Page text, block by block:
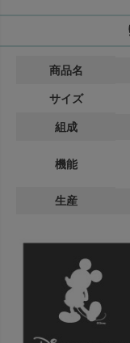
商品名
サイズ
組成
機能
生産